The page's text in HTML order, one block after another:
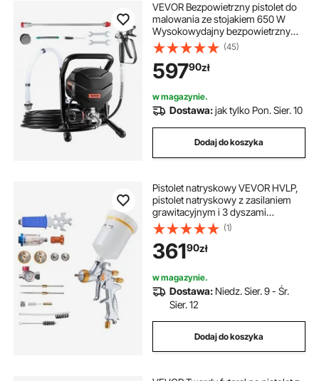
pistolet lakierniczy zestaw
VEVOR Bezpowietrzny pistolet do
malowania ze stojakiem 650 W
Wysokowydajny bezpowietrzny
pistolet do malowania 3000 PSI
Elektryczny pistolet do malowania,
drążek przedłużający i zestawy
czyszczące do mebli ogrodowych i
(45)
59790zł
w magazynie.
Dostawa:jak tylko Pon. Sier. 10
Dodaj do koszyka
Pistolet natryskowy VEVOR HVLP,
pistolet natryskowy z zasilaniem
grawitacyjnym i 3 dyszami
(1,3/1,4/1,7 mm), pojemność 600
ml, pistolet natryskowy z
regulatorem powietrza do
podkładów samochodowych,
lakierów bezbarwnych i
nawierzchniowych
(1)
36190zł
w magazynie.
Dostawa: Niedz. Sier. 9 - Śr.
Sier. 12
Dodaj do koszyka